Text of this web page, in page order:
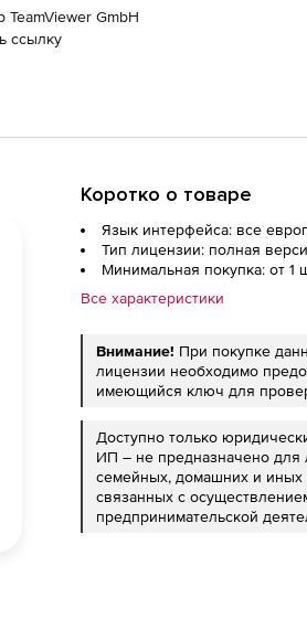
GmbH
ссылку
Коротко о товаре
Язык интерфейса: все
Тип лицензии: полная
Минимальная покупка: от 1
Все характеристики
Внимание! При покупке
лицензии необходимо
имеющийся ключ для
Доступно только
ИП – не предназначено для
семейных, домашних и иных
связанных с
предпринимательской